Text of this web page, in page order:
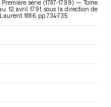
série (1787-1799) — Tome
12 avril 1791 , sous la direction de
1886. pp. 734-735.